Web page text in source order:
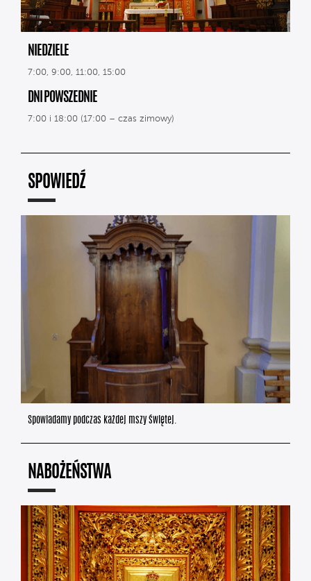
NIEDZIELE
7:00, 9:00, 11:00, 15:00
DNI POWSZEDNIE
7:00 i 18:00 (17:00 – czas zimowy)
SPOWIEDŹ
Spowiadamy podczas każdej mszy świętej.
NABOŻEŃSTWA